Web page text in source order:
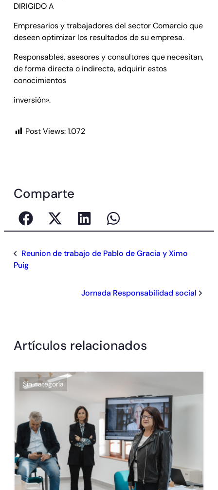
DIRIGIDO A
Empresarios y trabajadores del sector Comercio que
deseen optimizar los resultados de su empresa.
Responsables, asesores y consultores que necesitan,
de forma directa o indirecta, adquirir estos
conocimientos
inversión».
Post Views:1.072
Comparte
Reunion de trabajo de Pablo de Gracia y Ximo
Puig
Jornada Responsabilidad social
Artículos relacionados
Sin categoría